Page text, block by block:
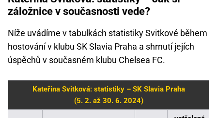
záložnice v současnosti vede?
Níže uvádíme v tabulkách statistiky Svitkové během
hostování v klubu SK Slavia Praha a shrnutí jejích
úspěchů v současném klubu Chelsea FC.
Kateřina Svitková: statistiky – SK Slavia Praha
(5. 2. až 30. 6. 2024)